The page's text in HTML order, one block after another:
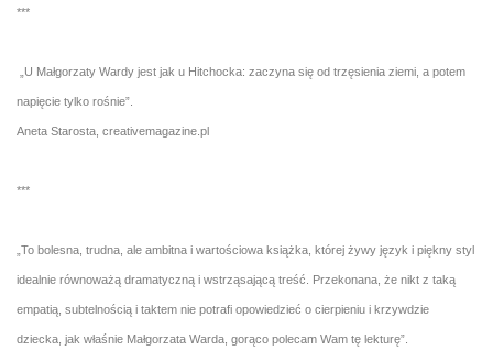
***
„U Małgorzaty Wardy jest jak u Hitchocka: zaczyna się od trzęsienia ziemi, a potem
napięcie tylko rośnie”.
Aneta Starosta, creativemagazine.pl
***
„To bolesna, trudna, ale ambitna i wartościowa książka, której żywy język i piękny styl
idealnie równoważą dramatyczną i wstrząsającą treść. Przekonana, że nikt z taką
empatią, subtelnością i taktem nie potrafi opowiedzieć o cierpieniu i krzywdzie
dziecka, jak właśnie Małgorzata Warda, gorąco polecam Wam tę lekturę”.